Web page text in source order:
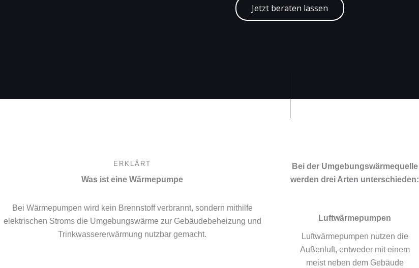
Jetzt beraten lassen
ERKLÄRT
Was ist eine Wärmepumpe
Bei Wärmepumpen wird kein Brennstoff verbrannt, sondern mithilfe
elektrischen Stroms die Umgebungswärme zur Gebäudebeheizung und
Trinkwassererwärmung nutzbar gemacht.
Bei der Umgebungswärmequelle
werden drei Arten unterschieden:
Luftwärmepumpen
Luftwärmepumpen nutzen die
Außenluft, entweder mit einem
meist neben dem Gebäude